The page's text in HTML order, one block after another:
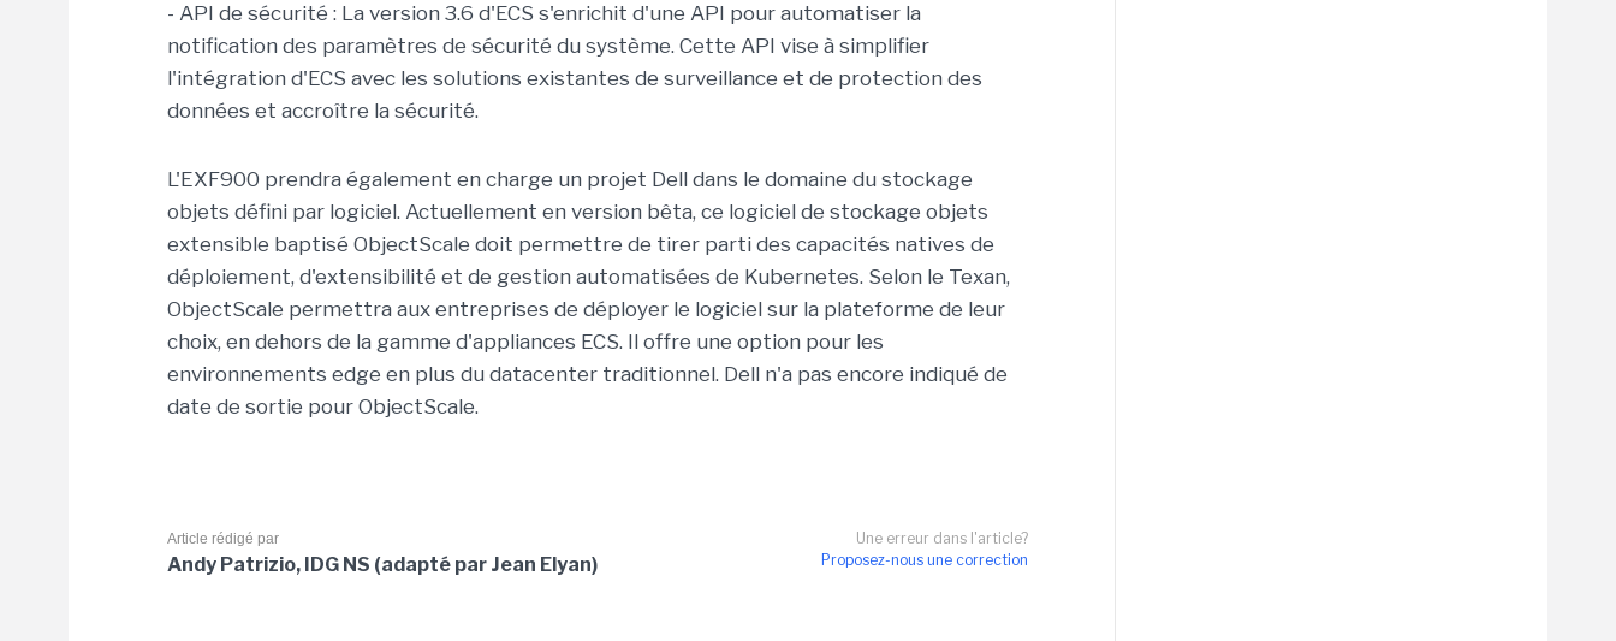
- API de sécurité : La version 3.6 d'ECS s'enrichit d'une API pour automatiser la
notification des paramètres de sécurité du système. Cette API vise à simplifier
l'intégration d'ECS avec les solutions existantes de surveillance et de protection des
données et accroître la sécurité.
L'EXF900 prendra également en charge un projet Dell dans le domaine du stockage
objets défini par logiciel. Actuellement en version bêta, ce logiciel de stockage objets
extensible baptisé ObjectScale doit permettre de tirer parti des capacités natives de
déploiement, d'extensibilité et de gestion automatisées de Kubernetes. Selon le Texan,
ObjectScale permettra aux entreprises de déployer le logiciel sur la plateforme de leur
choix, en dehors de la gamme d'appliances ECS. Il offre une option pour les
environnements edge en plus du datacenter traditionnel. Dell n'a pas encore indiqué de
date de sortie pour ObjectScale.
Une erreur dans l'article?
Proposez-nous une correction
Article rédigé par
Andy Patrizio, IDG NS (adapté par Jean Elyan)